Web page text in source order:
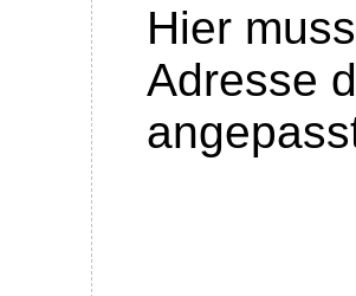
Hier
Adresse